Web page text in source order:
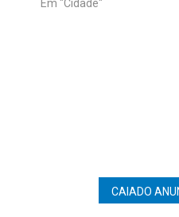
Em "Cidade"